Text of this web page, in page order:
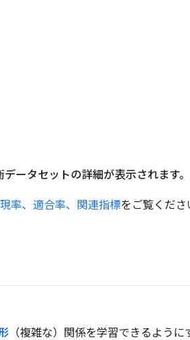
ータセットの詳細が表示されます。
率、適合率、関連指標をご覧くださ
（複雑な）関係を学習できるように